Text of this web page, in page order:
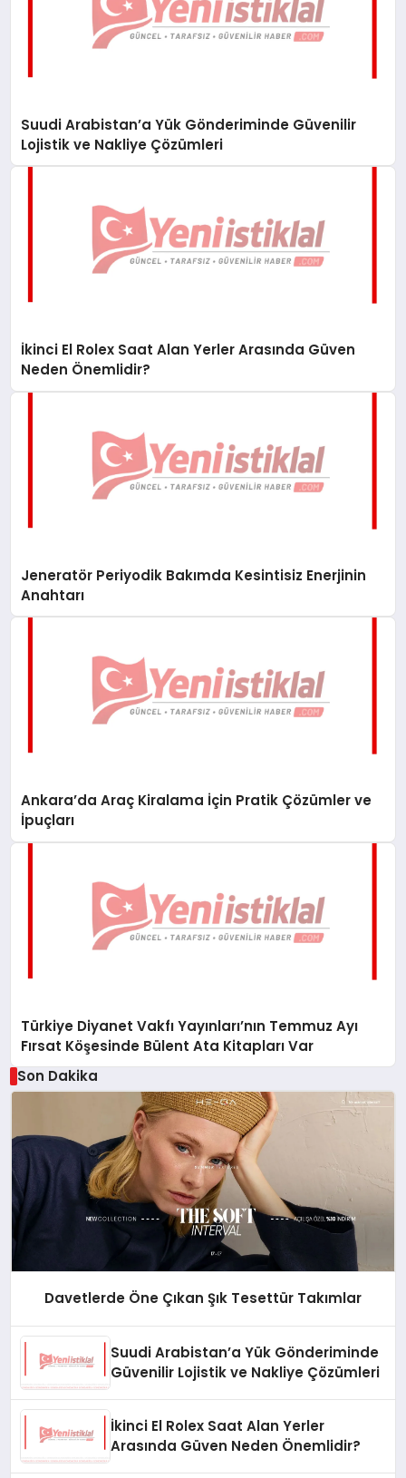
Suudi Arabistan’a Yük Gönderiminde Güvenilir
Lojistik ve Nakliye Çözümleri
İkinci El Rolex Saat Alan Yerler Arasında Güven
Neden Önemlidir?
Jeneratör Periyodik Bakımda Kesintisiz Enerjinin
Anahtarı
Ankara’da Araç Kiralama İçin Pratik Çözümler ve
İpuçları
Türkiye Diyanet Vakfı Yayınları’nın Temmuz Ayı
Fırsat Köşesinde Bülent Ata Kitapları Var
Son Dakika
Davetlerde Öne Çıkan Şık Tesettür Takımlar
Suudi Arabistan’a Yük Gönderiminde
Güvenilir Lojistik ve Nakliye Çözümleri
İkinci El Rolex Saat Alan Yerler
Arasında Güven Neden Önemlidir?